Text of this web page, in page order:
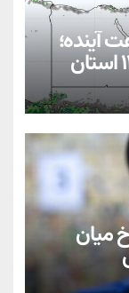
در ۷۲ ساعت آینده؛
میان